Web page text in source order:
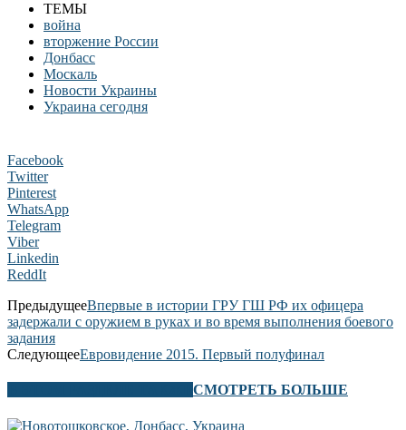
ТЕМЫ
война
вторжение России
Донбасс
Москаль
Новости Украины
Украина сегодня
Facebook
Twitter
Pinterest
WhatsApp
Telegram
Viber
Linkedin
ReddIt
ПредыдущееВпервые в истории ГРУ ГШ РФ их офицера
задержали с оружием в руках и во время выполнения боевого
задания
СледующееЕвровидение 2015. Первый полуфинал
СМОТРЕТЬ БОЛЬШЕ